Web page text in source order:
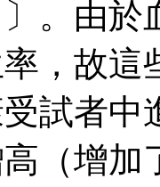
。由
，故這
試者中
（增